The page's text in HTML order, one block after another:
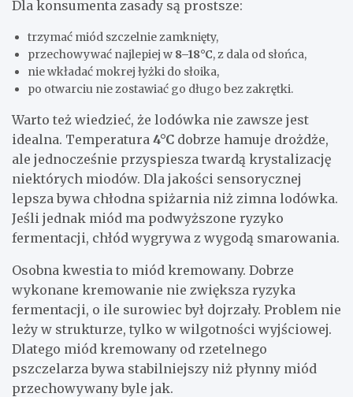
Dla konsumenta zasady są prostsze:
trzymać miód szczelnie zamknięty,
przechowywać najlepiej w 8–18°C, z dala od słońca,
nie wkładać mokrej łyżki do słoika,
po otwarciu nie zostawiać go długo bez zakrętki.
Warto też wiedzieć, że lodówka nie zawsze jest
idealna. Temperatura 4°C dobrze hamuje drożdże,
ale jednocześnie przyspiesza twardą krystalizację
niektórych miodów. Dla jakości sensorycznej
lepsza bywa chłodna spiżarnia niż zimna lodówka.
Jeśli jednak miód ma podwyższone ryzyko
fermentacji, chłód wygrywa z wygodą smarowania.
Osobna kwestia to miód kremowany. Dobrze
wykonane kremowanie nie zwiększa ryzyka
fermentacji, o ile surowiec był dojrzały. Problem nie
leży w strukturze, tylko w wilgotności wyjściowej.
Dlatego miód kremowany od rzetelnego
pszczelarza bywa stabilniejszy niż płynny miód
przechowywany byle jak.